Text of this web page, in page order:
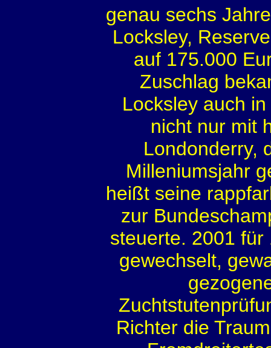
genau sechs
Locksley,
auf 175.000
Zuschlag
Locksley auch
nicht nur mit
Londonderry,
Milleniumsjahr
heißt seine
zur
steuerte. 2001
gewechselt,
Richter die